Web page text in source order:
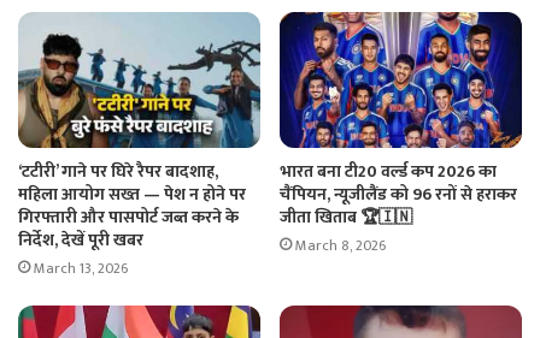
‘टटीरी’ गाने पर घिरे रैपर बादशाह,
महिला आयोग सख्त — पेश न होने पर
गिरफ्तारी और पासपोर्ट जब्त करने के
निर्देश, देखें पूरी खबर
March 13, 2026
भारत बना टी20 वर्ल्ड कप 2026 का
चैंपियन, न्यूजीलैंड को 96 रनों से हराकर
जीता खिताब 🏆🇮🇳
March 8, 2026